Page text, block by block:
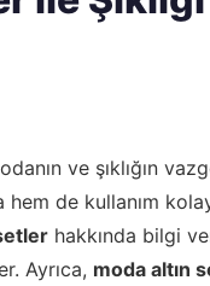
ve şıklığın
hem de kullanım
hakkında bilgi
Ayrıca, moda altın